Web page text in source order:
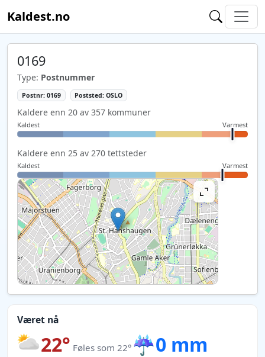
Kaldest.no
0169
Type: Postnummer
Postnr: 0169 Poststed: OSLO
Kaldere enn 20 av 357 kommuner
Kaldest Varmest
Kaldere enn 25 av 270 tettsteder
Kaldest Varmest
Været nå
22° Føles som 22° ☔0 mm